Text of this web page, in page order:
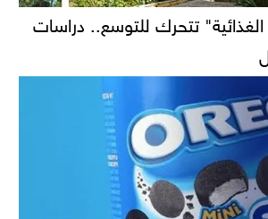
تتحرك للتوسع.. دراسات